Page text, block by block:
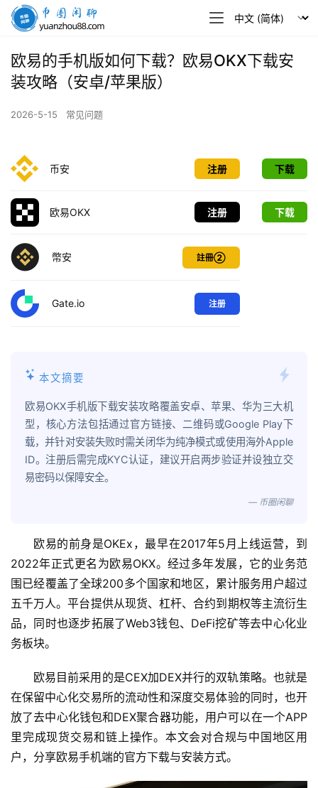
币
闲
聊
欧易的手机版如何下载？欧易OKX下载安
装攻略（安卓/苹果版）
2026-5-15 常见问题
币安 注册 下载
欧易OKX 注册 下载
幣安 註冊②
Gate.io 注册
本文摘要
欧易OKX手机版下载安装攻略覆盖安卓、苹果、华为三大机
型，核心方法包括通过官方链接、二维码或Google Play下
载，并针对安装失败时需关闭华为纯净模式或使用海外Apple
ID。注册后需完成KYC认证，建议开启两步验证并设独立交
易密码以保障安全。
— 币圈闲聊
欧易的前身是OKEx，最早在2017年5月上线运营，到
2022年正式更名为欧易OKX。经过多年发展，它的业务范
围已经覆盖了全球200多个国家和地区，累计服务用户超过
五千万人。平台提供从现货、杠杆、合约到期权等主流衍生
品，同时也逐步拓展了Web3钱包、DeFi挖矿等去中心化业
务板块。
欧易目前采用的是CEX加DEX并行的双轨策略。也就是
在保留中心化交易所的流动性和深度交易体验的同时，也开
放了去中心化钱包和DEX聚合器功能，用户可以在一个APP
里完成现货交易和链上操作。本文会对合规与中国地区用
户，分享欧易手机端的官方下载与安装方式。